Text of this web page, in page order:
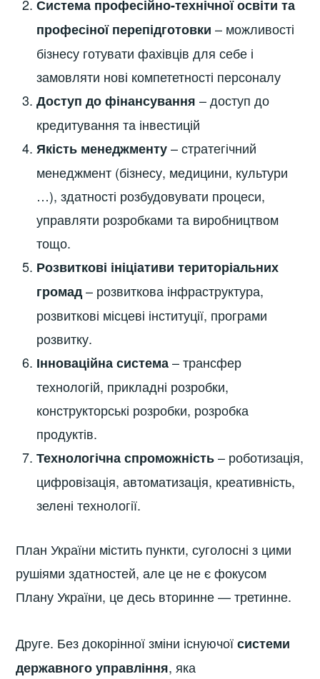
Система професійно-технічної освіти та
професіної перепідготовки – можливості
бізнесу готувати фахівців для себе і
замовляти нові компететності персоналу
Доступ до фінансування – доступ до
кредитування та інвестицій
Якість менеджменту– стратегічний
менеджмент (бізнесу, медицини, культури
…), здатності розбудовувати процеси,
управляти розробками та виробництвом
тощо.
Розвиткові ініціативи територіальних
громад– розвиткова інфраструктура,
розвиткові місцеві інституції, програми
розвитку.
Інноваційна система– трансфер
технологій, прикладні розробки,
конструкторські розробки, розробка
продуктів.
Технологічна спроможність– роботизація,
цифровізація, автоматизація, креативність,
зелені технології.
План України містить пункти, суголосні з цими
рушіями здатностей, але це не є фокусом
Плану України, це десь вторинне — третинне.
Друге. Без докорінної зміни існуючоїсистеми
державного управління, яка